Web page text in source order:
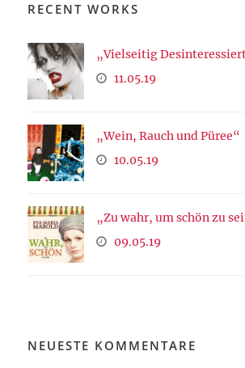
RECENT WORKS
„Vielseitig
11.05.19
„Wein, Rauch und Püree“
10.05.19
„Zu wahr, um schön zu
09.05.19
NEUESTE KOMMENTARE